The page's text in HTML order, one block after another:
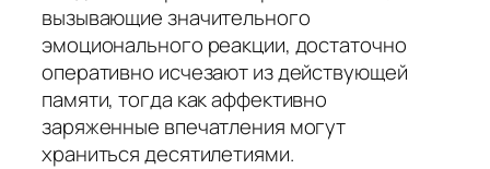
вызывающие значительного
эмоционального реакции, достаточно
оперативно исчезают из действующей
памяти, тогда как аффективно
заряженные впечатления могут
храниться десятилетиями.